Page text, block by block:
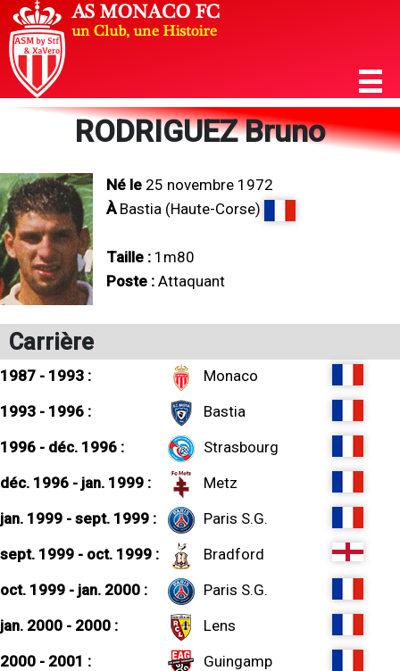
RODRIGUEZ Bruno
Né le 25 novembre 1972
ÀBastia (Haute-Corse)
Taille : 1m80
Poste : Attaquant
Carrière
1987 - 1993 :
Monaco
1993 - 1996 :
Bastia
1996 - déc. 1996 :
Strasbourg
déc. 1996 - jan. 1999 :
Metz
jan. 1999 - sept. 1999 :
Paris S.G.
sept. 1999 - oct. 1999 :
Bradford
oct. 1999 - jan. 2000 :
Paris S.G.
jan. 2000 - 2000 :
Lens
2000 - 2001 :
Guingamp